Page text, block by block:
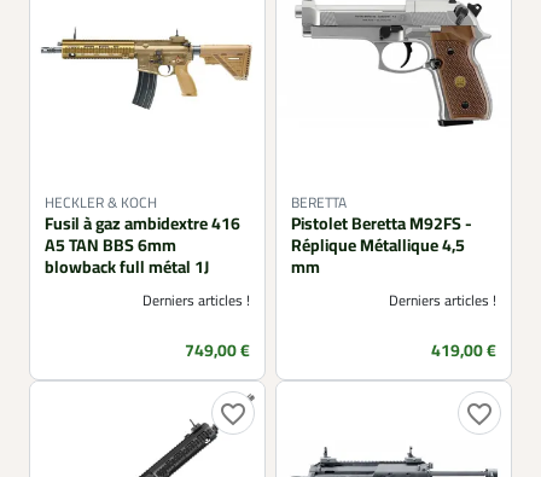
HECKLER & KOCH
Fusil à gaz ambidextre 416
A5 TAN BBS 6mm
blowback full métal 1J
Derniers articles !
Prix
749,00 €
BERETTA
Pistolet Beretta M92FS -
Réplique Métallique 4,5
mm
Derniers articles !
Prix
419,00 €
favorite_border favorite_border